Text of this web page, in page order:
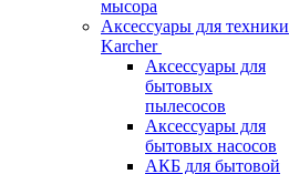
мысора
Аксессуары для техники
Karcher
Аксессуары для
бытовых
пылесосов
Аксессуары для
бытовых насосов
АКБ для бытовой